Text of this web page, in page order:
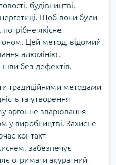
будівництві,
Щоб вони були
якісне
Цей метод, відомий
алюмінію,
шви без дефектів.
традиційними методами
та утворення
аргонне зварювання
у виробництві. Захисне
контакт
забезпечує
отримати акуратний